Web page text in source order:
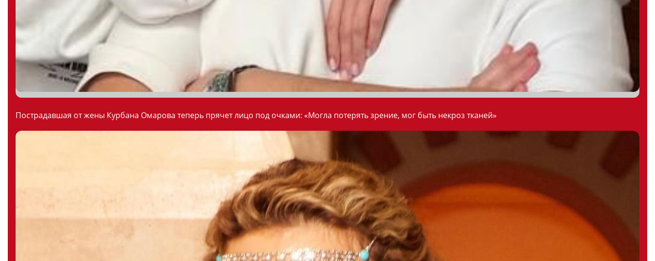
Пострадавшая от жены Курбана Омарова теперь прячет лицо под очками: «Могла потерять зрение, мог быть некроз тканей»